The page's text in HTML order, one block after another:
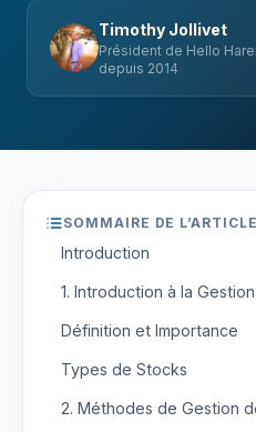
Timothy Jollivet
Président de Hello
depuis 2014
SOMMAIRE DE L’ARTICLE
Introduction
1. Introduction à la
Définition et Importance
Types de Stocks
2. Méthodes de Gestion